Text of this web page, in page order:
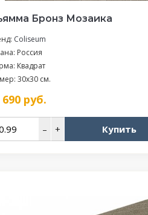
Бронз Мозаика
Coliseum
Россия
Квадрат
30x30 см.
690руб.
– + Купить